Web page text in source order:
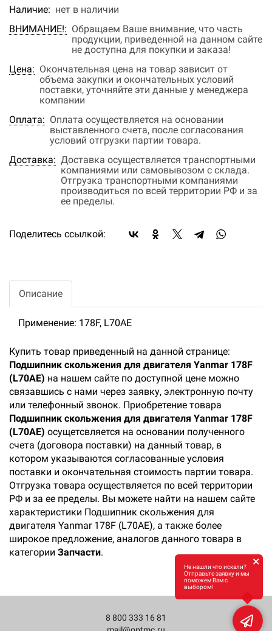
Наличие: нет в наличии
ВНИМАНИЕ!: Обращаем Ваше внимание, что часть
продукции, приведенной на данном сайте
не доступна для покупки и заказа!
Цена: Окончательная цена на товар зависит от
объема закупки и окончательных условий
поставки, уточняйте эти данные у менеджера
компании
Оплата: Оплата осуществляется на основании
выставленного счета, после согласования
условий отгрузки партии товара.
Доставка: Доставка осуществляется транспортными
компаниями или самовывозом с склада.
Отгрузка транспортными компаниями
производиться по всей территории РФ и за
ее пределы.
Поделитесь ссылкой:
Описание
Применение: 178F, L70AE
Купить товар приведенный на данной странице:
Подшипник скольжения для двигателя Yanmar 178F
(L70AE) на нашем сайте по доступной цене можно
связавшись с нами через заявку, электронную почту
или телефонный звонок. Приобретение товара
Подшипник скольжения для двигателя Yanmar 178F
(L70AE) осущетсвляется на основании полученного
счета (договора поставки) на данный товар, в
котором указываются согласованные условия
поставки и окончательная стоимость партии товара.
Отгрузка товара осуществляется по всей территории
РФ и за ее пределы. Вы можете найти на нашем сайте
характеристики Подшипник скольжения для
двигателя Yanmar 178F (L70AE), а также более
широкое предложение, аналогов данного товара в
категории Запчасти.
8 800 333 16 81
Не нашли что искали?
Отправьте заявку и мы
поможем Вам с
выбором!
×